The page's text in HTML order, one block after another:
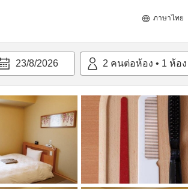
ภาษาไทย
23/8/2026 2 คนต่อห้อง • 1 ห้อง